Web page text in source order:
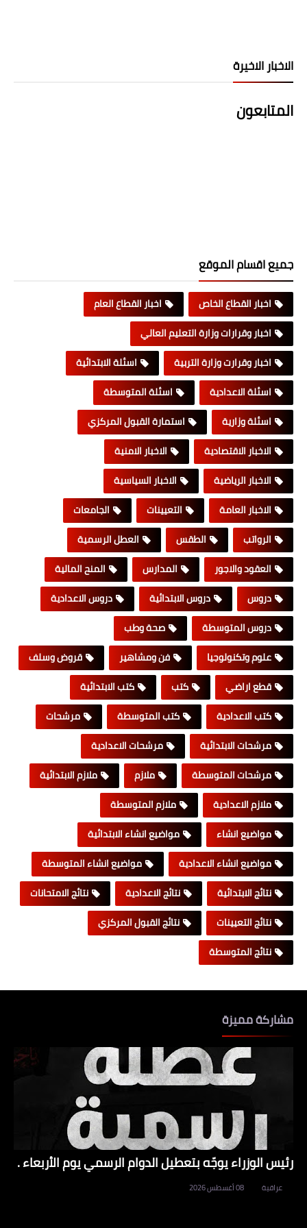
الاخبار الاخيرة
المتابعون
جميع اقسام الموقع
اخبار القطاع الخاص
اخبار القطاع العام
اخبار وقرارات وزارة التعليم العالي
اخبار وقرارت وزارة التربية
اسئلة الابتدائية
اسئلة الاعدادية
اسئلة المتوسطة
اسئلة وزارية
استمارة القبول المركزي
الاخبار الاقتصادية
الاخبار الامنية
الاخبار الرياضية
الاخبار السياسية
الاخبار العامة
التعيينات
الجامعات
الرواتب
الطقس
العطل الرسمية
العقود والاجور
المدارس
المنح المالية
دروس
دروس الابتدائية
دروس الاعدادية
دروس المتوسطة
صحة وطب
علوم وتكنولوجيا
فن ومشاهير
قروض وسلف
قطع اراضي
كتب
كتب الابتدائية
كتب الاعدادية
كتب المتوسطة
مرشحات
مرشحات الابتدائية
مرشحات الاعدادية
مرشحات المتوسطة
ملازم
ملازم الابتدائية
ملازم الاعدادية
ملازم المتوسطة
مواضيع انشاء
مواضيع انشاء الابتدائية
مواضيع انشاء الاعدادية
مواضيع انشاء المتوسطة
نتائج الابتدائية
نتائج الاعدادية
نتائج الامتحانات
نتائج التعيينات
نتائج القبول المركزي
نتائج المتوسطة
مشاركة مميزة
رئيس الوزراء يوجّه بتعطيل الدوام الرسمي يوم الأربعاء .
عراقية 08 أغسطس 2026